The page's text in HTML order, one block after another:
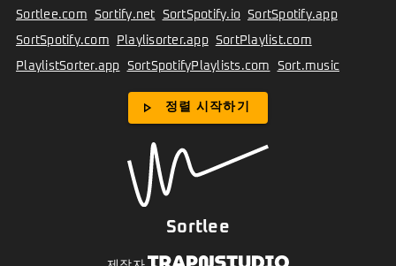
Sortlee.com Sortify.net SortSpotify.io SortSpotify.app
SortSpotify.com Playlisorter.app SortPlaylist.com
PlaylistSorter.app SortSpotifyPlaylists.com Sort.music
play_arrow 정렬 시작하기
Sortlee